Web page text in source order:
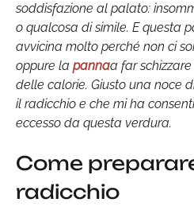
soddisfazione al palato:
o qualcosa di simile. E questa
avvicina molto perché non ci
oppure la pannaa far
delle calorie. Giusto una noce
il radicchio e che mi ha
eccesso da questa verdura.
Come
radicchio